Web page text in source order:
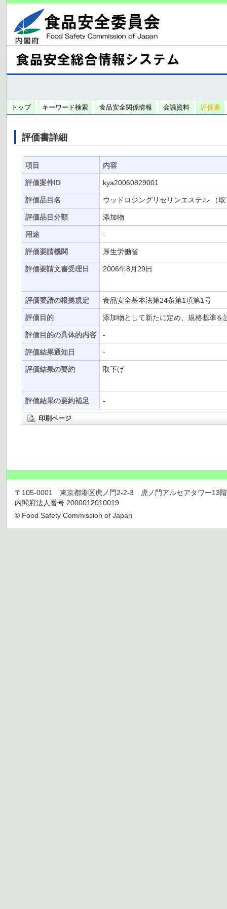
トップ キーワード検索 食品安全関係情報 会議資料 評価書
評価書詳細
項目 内容
評価案件ID kya20060829001
評価品目名 ウッドロジングリセリンエステル （
評価品目分類 添加物
用途 -
評価要請機関 厚生労働省
評価要請文書受理日 2006年8月29日
評価要請の根拠規定 食品安全基本法第24条第1項第1号
評価目的 添加物として新たに定め、規格基準
評価目的の具体的内容 -
評価結果通知日 -
評価結果の要約 取下げ
評価結果の要約補足 -
印刷ページ
〒105-0001 東京都港区虎ノ門2-2-3 虎ノ門アルセアタワー13
内閣府法人番号 2000012010019
© Food Safety Commission of Japan